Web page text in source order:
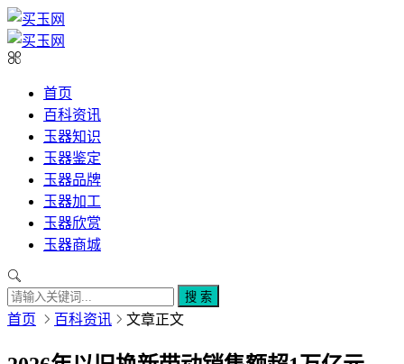
首页
百科资讯
玉器知识
玉器鉴定
玉器品牌
玉器加工
玉器欣赏
玉器商城
搜 索
首页 百科资讯 文章正文